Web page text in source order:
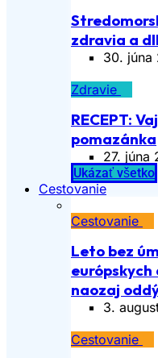
zdravia a
30. júna
Zdravie
RECEPT:
pomazánka
27. júna
Ukázať všetko
Cestovanie
Cestovanie
Leto bez
naozaj
3.
Cestovanie